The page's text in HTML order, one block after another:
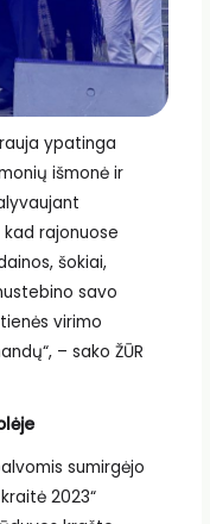
ypatinga
išmonė ir
rajonuose
šokiai,
savo
virimo
– sako ŽŪR
sumirgėjo
2023“